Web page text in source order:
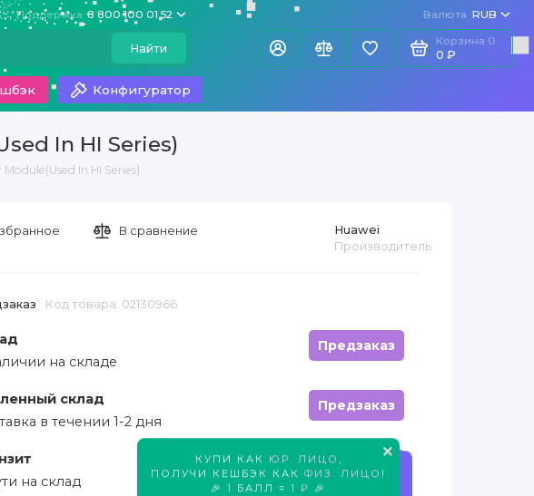
Поддержка 8 800 100 01 52 Валюта RUB
Найти
Корзина 0
0 ₽
Конфигуратор
In HI Series)
In HI Series)
×
КУПИ КАК ЮР. ЛИЦО
ПОЛУЧИ КЕШБЭК КАК ФИЗ. ЛИЦО !
🎉 1 БАЛЛ = 1 ₽ 🎉
Код товара: 02130966
Huawei
Производитель
Предзаказ
на складе
склад
Предзаказ
в течении 1-2 дня
Предзаказ
на склад
В сравнение